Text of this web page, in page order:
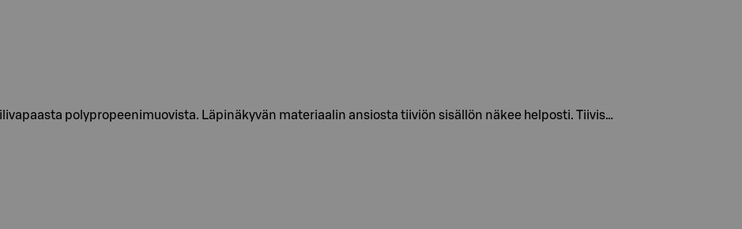
polypropeenimuovista. Läpinäkyvän materiaalin ansiosta tiiviön sisällön näkee helposti. Tiivis…